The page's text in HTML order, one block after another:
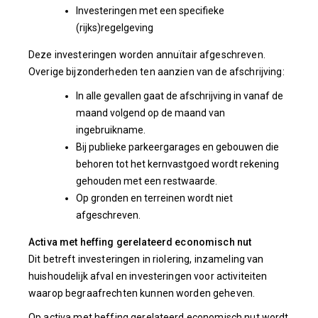
Investeringen met een specifieke
(rijks)regelgeving
Deze investeringen worden annuïtair afgeschreven.
Overige bijzonderheden ten aanzien van de afschrijving:
In alle gevallen gaat de afschrijving in vanaf de
maand volgend op de maand van
ingebruikname.
Bij publieke parkeergarages en gebouwen die
behoren tot het kernvastgoed wordt rekening
gehouden met een restwaarde.
Op gronden en terreinen wordt niet
afgeschreven.
Activa met heffing gerelateerd economisch nut
Dit betreft investeringen in riolering, inzameling van
huishoudelijk afval en investeringen voor activiteiten
waarop begraafrechten kunnen worden geheven.